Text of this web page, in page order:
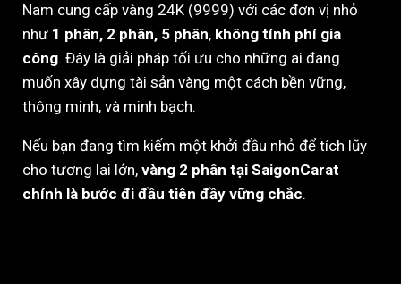
Nam cung cấp vàng 24K (9999) với các đơn vị nhỏ
như 1 phân, 2 phân, 5 phân, không tính phí gia
công. Đây là giải pháp tối ưu cho những ai đang
muốn xây dựng tài sản vàng một cách bền vững,
thông minh, và minh bạch.
Nếu bạn đang tìm kiếm một khởi đầu nhỏ để tích lũy
cho tương lai lớn, vàng 2 phân tại SaigonCarat
chính là bước đi đầu tiên đầy vững chắc.